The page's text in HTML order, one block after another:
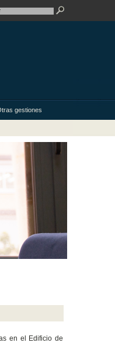
gestiones
en el Edificio de